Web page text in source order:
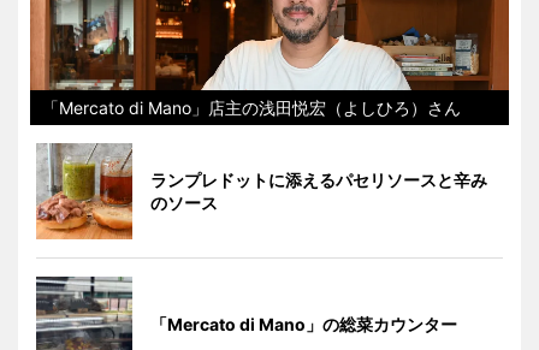
「Mercato di Mano」店主の浅田悦宏（よしひろ）さん
ランプレドットに添えるパセリソースと辛み
のソース
「Mercato di Mano」の総菜カウンター